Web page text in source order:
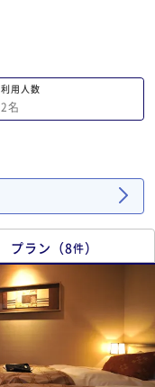
利用人数
2名
プラン （8件）